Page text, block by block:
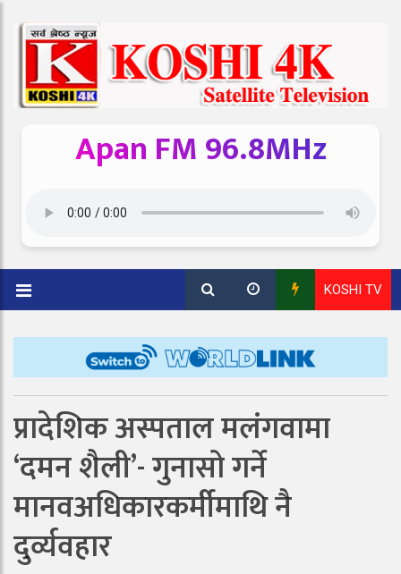
Apan FM 96.8MHz
KOSHI TV
प्रादेशिक अस्पताल मलंगवामा
‘दमन शैली’- गुनासो गर्ने
मानवअधिकारकर्मीमाथि नै
दुर्व्यवहार